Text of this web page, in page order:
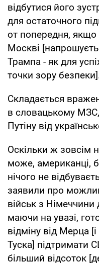
відбутися його
для остаточного
от попередня, якщо
Москві
Трампа - як для
точки зору
Складається
в словацькому
Путіну від
Оскільки ж зовсім
може, американці,
нічого не
заявили про
військ з
маючи на увазі,
відміну від Мерца
Туска] підтримати
більший відсоток